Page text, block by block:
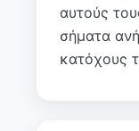
αυτούς
σήματα
κατόχους